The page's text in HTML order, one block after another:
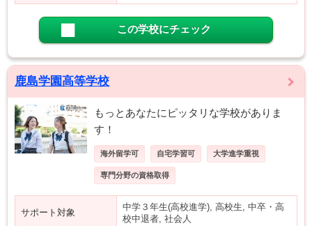
この学校にチェック
鹿島学園高等学校
もっとあなたにピッタリな学校がありま
す！
海外留学可 自宅学習可 大学進学重視
専門分野の資格取得
サポート対象
中学３年生(高校進学), 高校生, 中卒・高
校中退者, 社会人